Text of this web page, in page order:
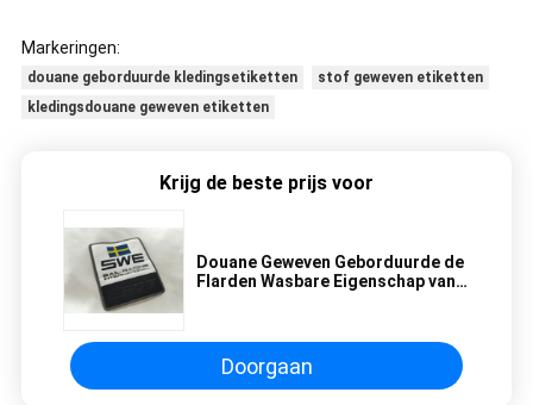
Markeringen:
douane geborduurde kledingsetiketten
stof geweven etiketten
kledingsdouane geweven etiketten
Krijg de beste prijs voor
Douane Geweven Geborduurde de
Flarden Wasbare Eigenschap van
Doorgaan